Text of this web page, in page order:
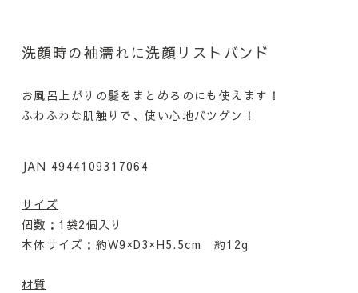
洗顔時の袖濡れに洗顔リストバンド
お風呂上がりの髪をまとめるのにも使えます！
ふわふわな肌触りで、使い心地バツグン！
JAN 4944109317064
サイズ
個数：1袋2個入り
本体サイズ：約W9×D3×H5.5cm 約12g
材質